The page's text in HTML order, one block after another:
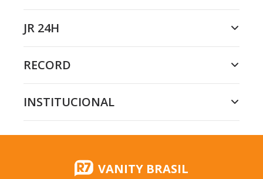
JR 24H
RECORD
INSTITUCIONAL
VANITY BRASIL